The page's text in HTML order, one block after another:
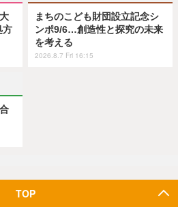
方
まちのこども財団設立記念シ
ンポ9/6…創造性と探究の未来
を考える
2026.8.7 Fri 16:15
TOP